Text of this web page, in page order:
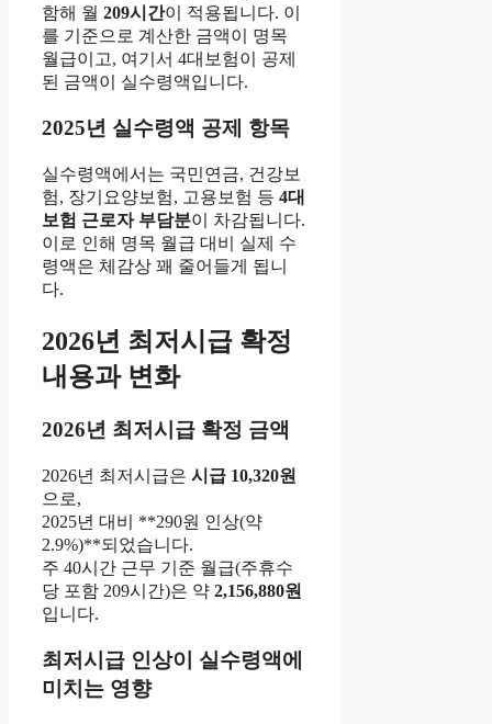
함해 월 209시간이 적용됩니다. 이
를 기준으로 계산한 금액이 명목
월급이고, 여기서 4대보험이 공제
된 금액이 실수령액입니다.
2025년 실수령액 공제 항목
실수령액에서는 국민연금, 건강보
험, 장기요양보험, 고용보험 등 4대
보험 근로자 부담분이 차감됩니다.
이로 인해 명목 월급 대비 실제 수
령액은 체감상 꽤 줄어들게 됩니
다.
2026년 최저시급 확정
내용과 변화
2026년 최저시급 확정 금액
2026년 최저시급은 시급 10,320원
으로,
2025년 대비 **290원 인상(약
2.9%)**되었습니다.
주 40시간 근무 기준 월급(주휴수
당 포함 209시간)은 약 2,156,880원
입니다.
최저시급 인상이 실수령액에
미치는 영향